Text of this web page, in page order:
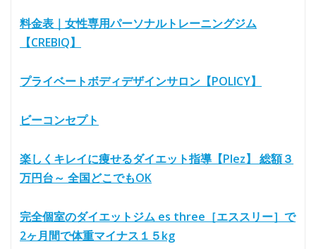
料金表｜女性専用パーソナルトレーニングジム
【CREBIQ】
プライベートボディデザインサロン【POLICY】
ビーコンセプト
楽しくキレイに痩せるダイエット指導【Plez】 総額３
万円台～ 全国どこでもOK
完全個室のダイエットジム es three［エススリー］で
2ヶ月間で体重マイナス１５kg